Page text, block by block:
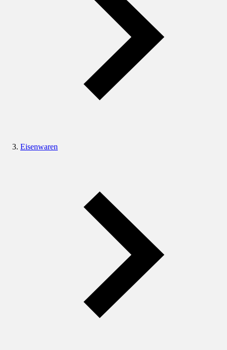
Eisenwaren